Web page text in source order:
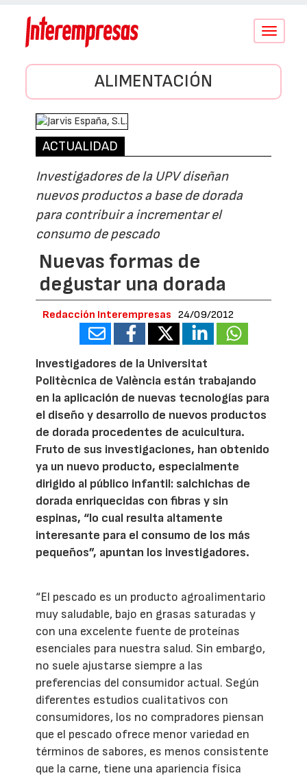
Conmutar
ALIMENTACIÓN
ACTUALIDAD
Investigadores de la UPV diseñan
nuevos productos a base de dorada
para contribuir a incrementar el
consumo de pescado
Nuevas formas de
degustar una dorada
Redacción Interempresas 24/09/2012
Investigadores de la Universitat
Politècnica de València están trabajando
en la aplicación de nuevas tecnologías para
el diseño y desarrollo de nuevos productos
de dorada procedentes de acuicultura.
Fruto de sus investigaciones, han obtenido
ya un nuevo producto, especialmente
dirigido al público infantil: salchichas de
dorada enriquecidas con fibras y sin
espinas, “lo cual resulta altamente
interesante para el consumo de los más
pequeños”, apuntan los investigadores.
“El pescado es un producto agroalimentario
muy saludable, bajo en grasas saturadas y
con una excelente fuente de proteínas
esenciales para nuestra salud. Sin embargo,
no suele ajustarse siempre a las
preferencias del consumidor actual. Según
diferentes estudios cualitativos con
consumidores, los no compradores piensan
que el pescado ofrece menor variedad en
términos de sabores, es menos consistente
que la carne, tiene una apariencia física